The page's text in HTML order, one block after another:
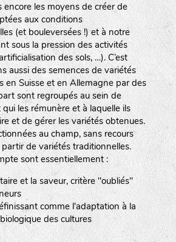
encore les moyens de créer de
aux conditions
(et bouleversées !) et à notre
sous la pression des activités
des sols, …). C’est
aussi des semences de variétés
en Suisse et en Allemagne par des
sont regroupés au sein de
les rémunère et à laquelle ils
et de gérer les variétés obtenues.
au champ, sans recours
de variétés traditionnelles.
sont essentiellement :
et la saveur, critère "oubliés"
comme l'adaptation à la
des cultures
SAATGUT (BGH)
www.bolster.nl
(GDP)
(LBAG)